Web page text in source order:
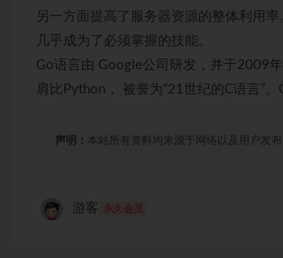
另一方面提高了服务器资源的整体利用
几乎成为了必须掌握的技能。
Go语言由 Google公司研发，并于2009
肩比Python， 被誉为“21世纪的C语言”
声明： 本站所有资料均来源于网络以及用户发
游客 永久会员